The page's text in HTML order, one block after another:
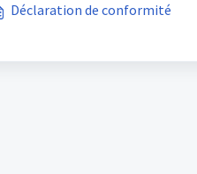
Déclaration de conformité